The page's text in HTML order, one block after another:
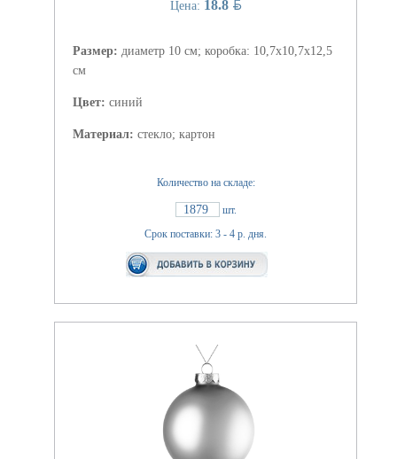
Цена: 18.8
Размер: диаметр 10 см; коробка: 10,7х10,7х12,5
см
Цвет: синий
Материал: стекло; картон
Количество на складе:
1879
шт.
Срок поставки: 3 - 4 р. дня.